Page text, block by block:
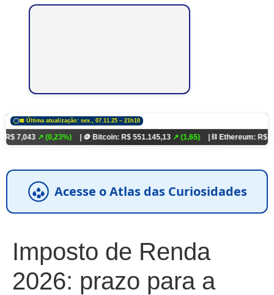
📅 Última atualização: sex., 07.11.25 – 21h10
(0,23%) | 🪙 Bitcoin: R$ 551.145,13↗ (1,65) | ⛓️ Ethereum: R$ 18.321,93↗
Acesse o Atlas das Curiosidades
Imposto de Renda
2026: prazo para a